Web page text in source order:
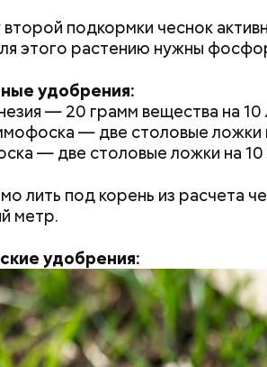
подкормки чеснок
этого растению нужны
удобрения:
— 20 грамм вещества на
— две столовые ложки
— две столовые ложки на 10
лить под корень из расчета
метр.
удобрения:
— это хорошо, потому
сладкими дынями не нужно
доктор.
Как получить до 100 тысяч
рублей от государства при
трудной ситуации: кто может
претендовать и какие нужны
документы